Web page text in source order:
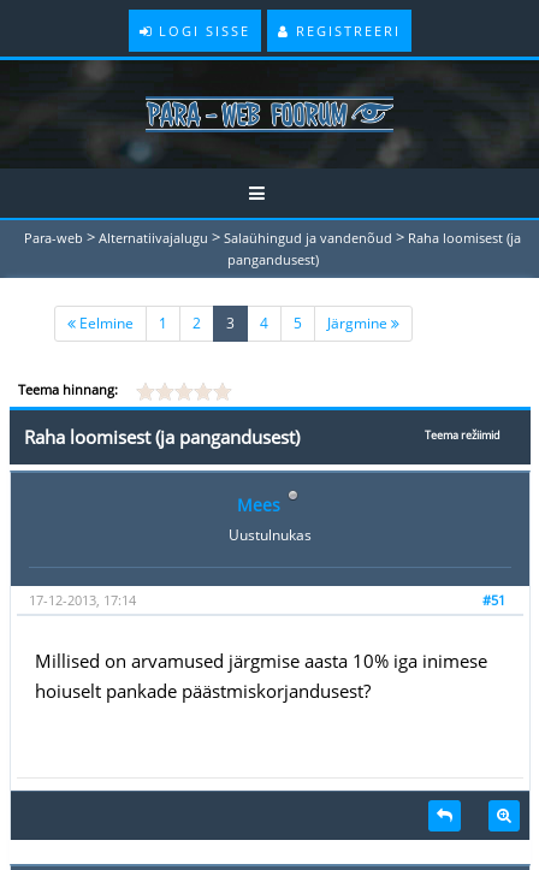
LOGI SISSE REGISTREERI
Para-web > Alternatiivajalugu > Salaühingud ja vandenõud > Raha loomisest (ja
pangandusest)
Eelmine 1 2 3 (current)
4 5 Järgmine
Teema hinnang:
Teema režiimid
Raha loomisest (ja pangandusest)
Mees
Uustulnukas
#51
17-12-2013, 17:14
Millised on arvamused järgmise aasta 10% iga inimese
hoiuselt pankade päästmiskorjandusest?